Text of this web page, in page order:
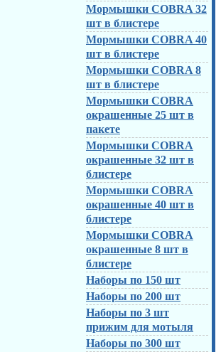
Мормышки COBRA 32
шт в блистере
Мормышки COBRA 40
шт в блистере
Мормышки COBRA 8
шт в блистере
Мормышки COBRA
окрашенные 25 шт в
пакете
Мормышки COBRA
окрашенные 32 шт в
блистере
Мормышки COBRA
окрашенные 40 шт в
блистере
Мормышки COBRA
окрашенные 8 шт в
блистере
Наборы по 150 шт
Наборы по 200 шт
Наборы по 3 шт
прижим для мотыля
Наборы по 300 шт